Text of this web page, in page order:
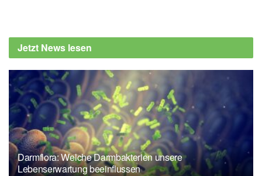
Jetzt News lesen
Darmflora: Welche Darmbakterien unsere
Lebenserwartung beeinflussen